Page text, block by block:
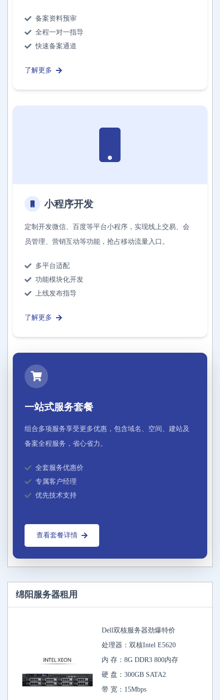
备案资料预审
全程一对一指导
快速备案通道
了解更多
小程序开发
定制开发微信、百度等平台小程序，实现线上交易、会
员管理、营销互动等功能，抢占移动流量入口。
多平台适配
功能模块化开发
上线发布指导
了解更多
一站式服务套餐
组合多项服务享受更多优惠，包含域名、空间、建站及
备案全程服务，省心省力。
全套服务优惠价
专属客户经理
优先技术支持
查看套餐详情
绵阳服务器租用
Dell双核服务器劲爆特价
处理器：双核Intel E5620
内 存：8G DDR3 800内存
硬 盘：300GB SATA2
带 宽：15Mbps